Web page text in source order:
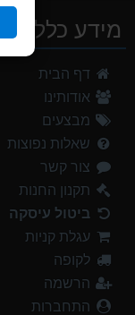
מידע כללי
דף הבית
אודותינו
מבצעים
שאלות נפוצות
צור קשר
תקנון החנות
ביטול עיסקה
עגלת קניות
לקופה
הרשמה
התחברות